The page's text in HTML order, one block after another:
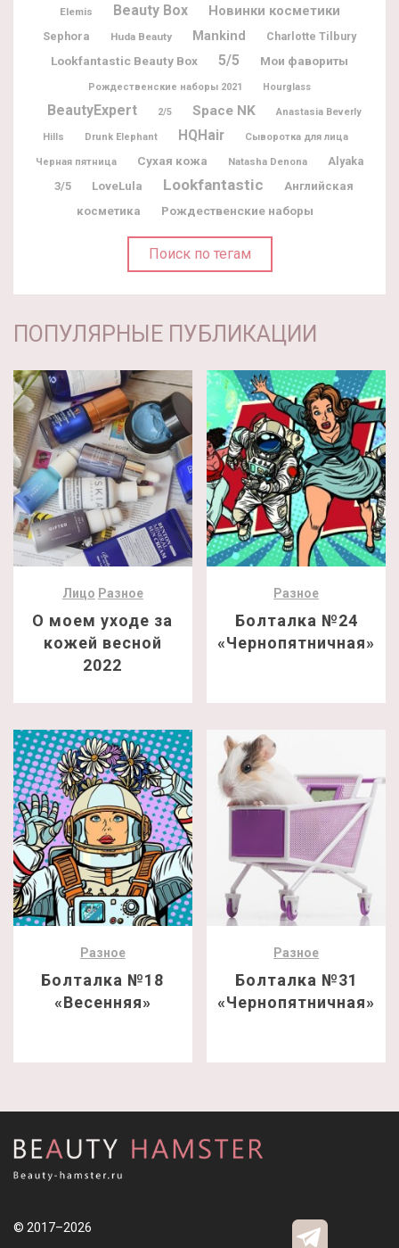
Elemis
Beauty Box Новинки косметики
Sephora Huda Beauty Mankind Charlotte Tilbury
Lookfantastic Beauty Box 5/5 Мои фавориты
Рождественские наборы 2021 Hourglass
BeautyExpert 2/5 Space NK Anastasia Beverly
Hills Drunk Elephant HQHair Сыворотка для лица
Черная пятница Сухая кожа Natasha Denona
Alyaka
3/5
LoveLula Lookfantastic
Английская
косметика
Рождественские наборы
Поиск по тегам
ПОПУЛЯРНЫЕ ПУБЛИКАЦИИ
Лицо Разное
О моем уходе за
кожей весной
2022
Разное
Болталка №24
«Чернопятничная»
Разное
Болталка №18
«Весенняя»
Разное
Болталка №31
«Чернопятничная»
© 2017–2026